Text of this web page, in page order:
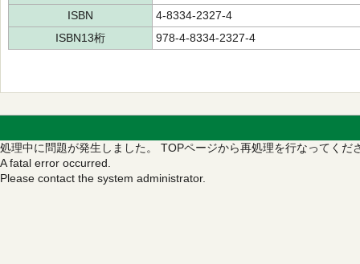
ISBN
4-8334-2327-4
ISBN13桁
978-4-8334-2327-4
処理中に問題が発生しました。 TOPページから再処理を行なってくだ
A fatal error occurred.
Please contact the system administrator.